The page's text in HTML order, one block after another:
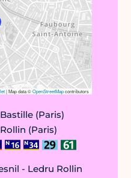
|Map data ©OpenStreetMapcontributors
Bastille (Paris)
(Paris)
- Ledru Rollin